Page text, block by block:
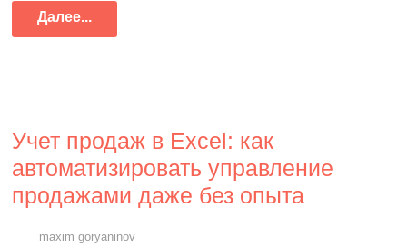
Далее...
Учет продаж в Excel: как
автоматизировать управление
продажами даже без опыта
maxim goryaninov